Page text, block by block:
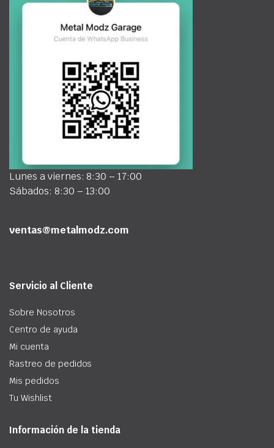
Lunes a viernes: 8:30 – 17:00
Sábados: 8:30 – 13:00
ventas@metalmodz.com
Servicio al Cliente
Sobre Nosotros
Centro de ayuda
Mi cuenta
Rastreo de pedidos
Mis pedidos
Tu Wishlist
Información de la tienda